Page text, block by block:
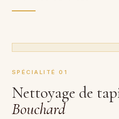
SPÉCIALITÉ 01
Nettoyage de
Bouchard